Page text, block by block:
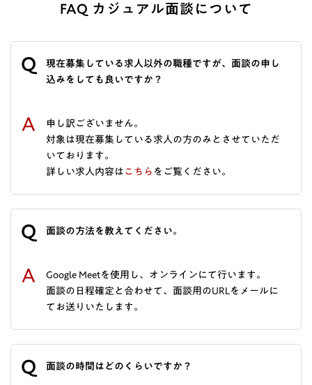
FAQ カジュアル面談について
Q
現在募集している求人以外の職種ですが、面談の申し
込みをしても良いですか？
A
申し訳ございません。
対象は現在募集している求人の方のみとさせていただ
いております。
詳しい求人内容は こちら をご覧ください。
Q 面談の方法を教えてください。
A
Google Meetを使用し、オンラインにて行います。
面談の日程確定と合わせて、面談用のURLをメールに
てお送りいたします。
Q 面談の時間はどのくらいですか？